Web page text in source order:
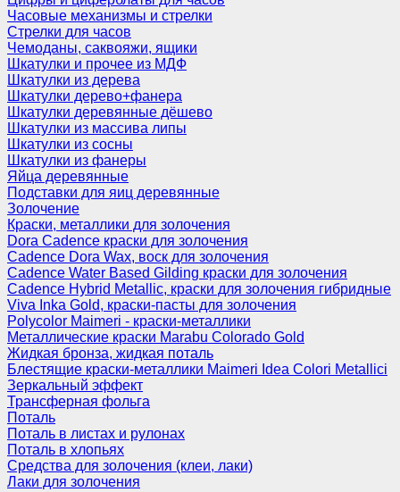
Часовые механизмы и стрелки
Стрелки для часов
Чемоданы, саквояжи, ящики
Шкатулки и прочее из МДФ
Шкатулки из дерева
Шкатулки дерево+фанера
Шкатулки деревянные дёшево
Шкатулки из массива липы
Шкатулки из сосны
Шкатулки из фанеры
Яйца деревянные
Подставки для яиц деревянные
Золочение
Краски, металлики для золочения
Dora Cadence краски для золочения
Cadence Dora Wax, воск для золочения
Cadence Water Based Gilding краски для золочения
Cadence Hybrid Metallic, краски для золочения гибридные
Viva Inka Gold, краски-пасты для золочения
Polycolor Maimeri - краски-металлики
Металлические краски Marabu Colorado Gold
Жидкая бронза, жидкая поталь
Блестящие краски-металлики Maimeri Idea Colori Metallici
Зеркальный эффект
Трансферная фольга
Поталь
Поталь в листах и рулонах
Поталь в хлопьях
Средства для золочения (клеи, лаки)
Лаки для золочения